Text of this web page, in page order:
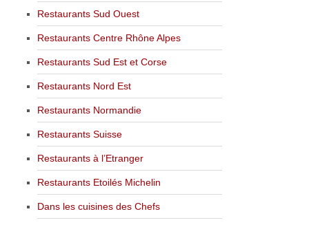
Restaurants Sud Ouest
Restaurants Centre Rhône Alpes
Restaurants Sud Est et Corse
Restaurants Nord Est
Restaurants Normandie
Restaurants Suisse
Restaurants à l’Etranger
Restaurants Etoilés Michelin
Dans les cuisines des Chefs